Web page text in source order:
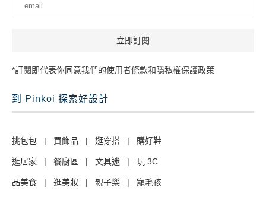
*訂閱即代表你同意我們的使用者條款和隱私權保護政策
到 Pinkoi 探索好設計
挑包包 | 買飾品 | 逛穿搭 | 購好鞋
逛居家 | 餐廚區 | 文具迷 | 玩 3C
品美食 | 逛美妝 | 親子樂 | 寵毛孩